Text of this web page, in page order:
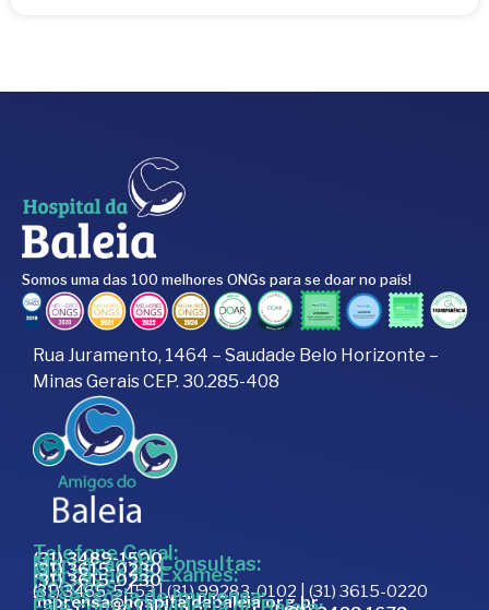
Somos uma das 100 melhores ONGs para se doar no país!
Rua Juramento, 1464 – Saudade Belo Horizonte –
Minas Gerais CEP. 30.285-408
Telefone Geral:
(31) 3489-1500
Marcação de Consultas:
(31) 3615-0230
Marcação de Exames:
(31) 3615-0230
Doações:
(31) 3465-5453 | (31) 99283-0102 | (31) 3615-0220
Assessoria de Imprensa:
imprensa@hospitaldabaleia.org.br